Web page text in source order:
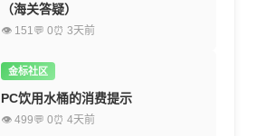
（海关答疑）
👁 151💬 0⏰ 3天前
金标社区
PC饮用水桶的消费提示
👁 499💬 0⏰ 4天前